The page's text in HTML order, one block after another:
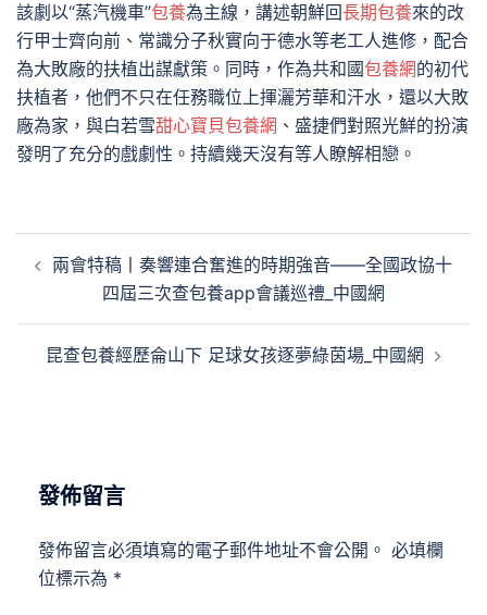
該劇以“蒸汽機車”包養為主線，講述朝鮮回長期包養來的改
行甲士齊向前、常識分子秋實向于德水等老工人進修，配合
為大敗廠的扶植出謀獻策。同時，作為共和國包養網的初代
扶植者，他們不只在任務職位上揮灑芳華和汗水，還以大敗
廠為家，與白若雪甜心寶貝包養網 、盛捷們對照光鮮的扮演
發明了充分的戲劇性。持續幾天沒有等人瞭解相戀。
章 兩會特稿丨奏響連合奮進的時期強音——全國政協十
四屆三次查包養app會議巡禮_中國網
昆查包養經歷侖山下 足球女孩逐夢綠茵場_中國網
發佈留言
發佈留言必須填寫的電子郵件地址不會公開。 必填欄
位標示為 *